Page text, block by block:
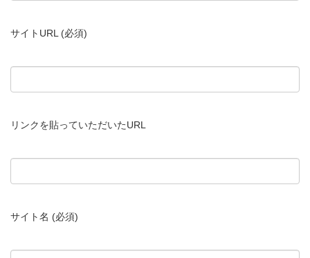
サイトURL (必須)
リンクを貼っていただいたURL
サイト名 (必須)